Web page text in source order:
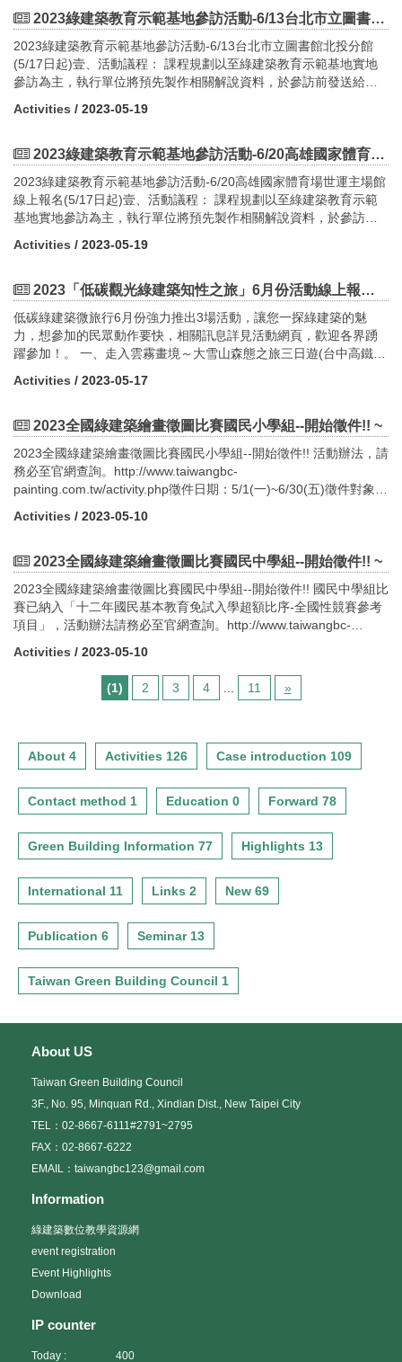
燒、喉嚨痛、咳嗽、疲勞倦怠等），不宜參加活動，敬請快篩或就
醫檢查。參與活動時建議全程配戴，本活動會場將提供消毒酒精，
供學員消毒手部，敬請多加利用。響應節能減碳、節省資源，本活
動不提供免洗用具，請自行攜帶。活動會場不提供停車服務，請盡
量搭乘大眾交通工具前往，或請自行安排停車位。主辦單位保有因
不可抗力因素導致活動調整異動或延期之權利。六、 課程相關證明
或認證時數者，請於報名時務必填列身分證字號，活動舉辦後將協
助登錄或製作研習證明。(一) 行政院公共工程委員會技師執業執
照換發積分。(二) 內政部營建署建築師執業執照換證積分。
(三) 公務員終身學習時數認證。七、 課程規劃（一）孫運璿綠
建築研究大樓 （綠色魔法學校）(活動已結束)時間： 112年11月6日
（星期一）地點：台南市北區小東路25號行程規劃如下：（時間依
13：30報到與交流13：30-13：40開場13：40-14：00孫運璿綠建
築研究大樓建築設計手法及技術應用介紹石昭永建築師(第一會議
室)14：00-14：10中場休息14：10-15：10孫運璿綠建築研究大樓
現勘導覽14：10-15：10Q&A15：30賦歸觀摩地點簡介：本案榮
獲：l 綠建築標章鑽石級l 建築能效評估系統（BERSe） 1+級
用遮陽與屋頂種植物隔熱等建築手法，大幅提升隔熱效果；在設備
節能的部分，以高效率變頻空調、燈具、照明控制與變壓器等設備
節能，使辦公空間既可達到所需之照度標準亦兼顧省電的效益；而
在再生能源的部分，則在屋頂加裝太陽能板及風力發電塔，成為近
零建築之楷模。（二） 第一商業銀行總行大樓(報名額滿)時間：112
年11月23日（星期四）地點：台北市中正區重慶南路一段30號行程
議題主講人13：00-13：30報到與交流13：30-13：40開場政大地政
系孫振義教授(計畫協同主持人)
第一銀行吳淑貞處長代表13：40-14：00第一商業銀行總行大樓建
築設計手法及技術應用介紹第一銀行簡報:高茂松經理導覽:賴英龍總
技師
行總行大樓現勘導覽15：10-15：30Q&A15：30
賦歸觀摩地點介紹：本案榮獲：l 綠建築標章鑽石級l 建築能效評估
系統（BERSe） 1+級（評定中，預定11月初評定完成） 本案針
燈具、鹵素燈具，而PL燈具汰換成LED燈具，有效降低能源使用，
目前全行共計36棟綠建築，其中30棟獲得綠建築標章鑽石級，得視
為金融業企業典範。（三） 綠能科技示範場域本場次有提供接駁車
(報名額滿)時間：112年11月30日（星期四）地點：台南市歸仁區高
助配合。）時間議題主講人12：30-12：45台南高鐵站3號出口12：
45-13：00搭乘接駁車到觀摩地點13：00-13：30報到與交流13：
30-13：40開場內政部建築研究所或陳副組長旻求(場域代表)13：
40-14：00綠能科技示範場域建築設計手法及技術應用介紹綠能科技
室)14：00-14：10中場休息14：10-15：10綠能科技示範場域現勘
導覽14：10-15：10Q&A15：30賦歸(搭乘接駁車回到台南高鐵站)
觀摩地點簡介：本案榮獲：l 綠建築標章鑽石級l 建築能效評估系統
（BERSn） 1級（評定中，預定11月中評定完成） 本案針對建
碳濃度監測器及通風系統控制系統，在節能的同時亦得兼顧室內環
煌講師120min12：0013：00中午用餐14：3016：30(北)北部場參
訪-(優良綠建築案例-滬尾休閒園區)陳海曙副教授
120min13:3015:30(南)南部場參訪-(優良綠建築案例-國立成功大學
運璿綠建築科技大樓)張從怡助理教授結束 內政部建築研究所綠建築
天）日期地點課程內容時間時間備註112年10月20日（星期五）
(北)國立成功大學運璿綠建築科技大樓第三會議室(南)13：0013：
30報到13：3014：20成果分享(一)50min14：2014：30休息14：
3015：20成果分享(二)50min15：2015：30休息15：3016：20成
果分享(三)50min16：2016：30結業與Q & A時間
月10日（四） 112年08月23日（三） （中區）台灣建築中心台中
分部會議室 （南區）高雄市政府鳳山行政中心大禮堂 （北區）新
北市政府511簡報室 13：0013：20報 到13：2013：25開幕式：
執行單位報告13：2513：45綠建築發展與淨零建築政策推廣內政部
建築研究所薦派20min13：4515：15綠建築九大指標概述及數位教
材解說國立政治大學地政學系孫振義教授90min15：1515：25休
綠建築校園案例介紹中區：台中市大坑國小南區：高雄市紅毛港國
小北區：新北市新市國小 中區：黃文彬建築師 南區：劉木賢建築師
北區：石昭永建築師50min17：1517：30綜合討論六.邀請對象：本
計畫為達到培訓國中、小教師熟悉綠建築知識，以利進行推廣，將
等相關單位薦派人員參訓。七.報名方法及注意事項： (一)報名
部場：即日起至112年08月03日為止。 北部場：即日起至
112年08月16日為止。 (二)報名費用、名額、方式及注意事
項： 1.報名費用及名額：本次報名費用免費，每場次為60
名。 2.報名方式：採網路報名制。請點擊以下表單連結或掃
Qrcode進行報名 報名網址
https://forms.gle/3oFBmqv3NA6TUDgS6
絡電話：02-8667-6111#128、#181、#123 3.傳真號碼：
02-8667-6222 4.連絡地址：新北市新店區民權路95號3樓
5.E-MAIL：wanting@taiwangbc.org.tw
heroyohoho@taiwangbc.org.tw
能減碳、節省資源，本次講習會，不提供免洗餐飲用具，請自行攜
者，請自行停往附近停車場，造成不便，敬請見諒。 3.如有
遇颱風等天災情形，請依行政院人事行政總處公告為主，造成不
便，敬請見諒。八.課程相關證明：發給參訓證明書乙紙。（僅提供
予全程席者，以實際簽到為準）
相關產業公協會。
良綠建築作品評選，以表揚獎勵獲選作品之設計建築師、相關專業
之管理委員會或管理負責人，進而激發全民對綠建築之重視。內政
部建築研究所委託本會辦理評選活動，依據內政部112年3月31日修
正發布之「優良綠建築作品評選獎勵作業要點」辦理。一、 參選案
件之申請人(以下簡稱申請人)應符合下列資格之一，並得共同具名申
條例規定之管理委員會或管理負責人。 (二) 建築物之設計建築
師或相關專業工業技師。二、 申請參選優良綠建築作品之建築物應
為評選活動受理申請期限截止前，取得銅級以上綠建築標章，且仍
在有效期限內之建築物。三、 申請人應檢具申請書及下列相關文
件，按序編頁，裝訂成冊並製作光碟，一式三份， 向本部申請
或其他合法建築物證明文件影本。 (三) 公寓大廈管理組織報備
附。 (四) 建物登記謄本影本；非以建築物所有權人為申請人
者，免附。 (五) 綠建築標章證書影本。 (六) 著作財產權讓
與書。 (七) 綠建築規劃設計構想說明，最多二十頁，內容應包
括： 1. 參選建築物設計理念。 2. 綠建築設計指標項目
達成之效益說明。 3. 建築物現況照片。 4. 有助於說明
參選建築物之圖說。 5. 其他創新設計手法等。四、 申請人檢
方式 (一) 收件地址：23141新北市新店區民權路95號3樓（社團
法人台灣綠建築發展協會） (二) 收件時間：自公告日起至6月30
日（星期五）下午5時止，以掛號郵件（郵戳為憑）、快遞或專人送
達（以簽收為準），逾期不予受理。 (三) 執行單位連絡資訊：
2. 連絡電話：02-8667-6111#148 3. 傳真號碼：02-8667-
請參照附件「優良綠建築作品評選獎勵作業要點」、「優良綠建築
甄選申請書」與「綠建築作品名單」。1.優良綠建築作品評選獎勵作
業要點及申請書 PDF WORD2.綠建築作品名單(依起造人排
序) 111年12月底止 PDF3.綠建築作品名單(依設計單
位排序) 111年12月底止 PDF
2023綠建築教育示範基地參訪活動-6/13台北市立圖書館北投分館線上報名(5/17日起)
2023綠建築教育示範基地參訪活動-6/13台北市立圖書館北投分館
(5/17日起)壹、活動議程： 課程規劃以至綠建築教育示範基地實地
參訪為主，執行單位將預先製作相關解說資料，於參訪前發送給參
進行1小時45分的現場導覽活動。
Activities / 2023-05-19
2023綠建築教育示範基地參訪活動-6/20高雄國家體育場世運主場館線上報名(5/17日起)
2023綠建築教育示範基地參訪活動-6/20高雄國家體育場世運主場館
線上報名(5/17日起)壹、活動議程： 課程規劃以至綠建築教育示範
基地實地參訪為主，執行單位將預先製作相關解說資料，於參訪前
念， 後續則進行1小時45分的現場導覽活動。
Activities / 2023-05-19
2023「低碳觀光綠建築知性之旅」6月份活動線上報名開跑！即日起~
低碳綠建築微旅行6月份強力推出3場活動，讓您一探綠建築的魅
力，想參加的民眾動作要快，相關訊息詳見活動網頁，歡迎各界踴
躍參加！。 一、走入雲霧畫境～大雪山森態之旅三日遊(台中高鐵站
第1天 台中高鐵站→東勢→東勢林業文化園區-餐廳(午餐)→大雪山
或大雪山賓館
天池)—餐廳(午餐)-綠建築—遊客服務中心─環站森林浴步道或自由
活動─大雪山餐廳(晚餐) 宿大雪山莊小木屋或大雪山賓館第3天 餐廳
(早餐)—大雪山木馬古道—餐廳(午餐)→經大雪山林道→返回台中高
鐵站【活動費用】週日~三出發 每人$8,800元(小木屋2人1間一大一
山賓館2人一間 -1大床或2小床)；單人住宿每人$10,900元(大雪山賓
館)
週四出發 每人$9,500元(小木屋2人1間一大一小床)；$9,000元(小木
屋3人1間一大一小床)；每人$9,000元 (大雪山賓館2人一間 -1大床
或2小床)；單人住宿每人$11,900元(大雪山賓館)
繳費順序安排住宿房型。
(費用包含:中型遊覽車資、大雪山莊小木屋或大雪山賓館套房、七
餐、門票、領團導覽費、旅行責任險等) (※高鐵車票請自理)
嘉義高鐵集合→觸口自然教育中心.樹木銀行(綠建築)→餐廳(午餐)→
阿里山森林遊樂區→水山巨木步道─阿里山生態教育館─臺灣一葉蘭
館─山椒魚館─沼平車站(詩路)─阿里山賓館頂樓賞夕陽─阿里山賓館
(晚餐.住宿現代館-1大床或2小床)第2天 飯店(早餐)→阿里山公路→
(午餐-輕食行動糧)─塔塔加登山口 ─大鐵杉─上東埔停車場→鹿林神
木→阿里山賓館(晚餐.住宿現代館-1大床或2小床)第3天 飯店(早
餐)→塔山步道(單程3.5K，來回7K，前段2K平緩，後段1.5K陡升)─
大塔山觀景平台(海拔2663公尺)─遠眺玉山群峰─阿里山賓館(午
18:30抵達嘉義高鐵站【活動費用】(嘉義高鐵站集合出發)每人
$17,500元 (2人住1間現代館雙人房-1大床或2小床)；每人$18,500
元 (2人住1間現代館雙人房-2大床)；單人住宿每人$27,500元(現代
館1大床)
發)(請點我)(2023-7-2週日出發)【行程內容】第1天 台中高鐵站→經
遺址、曲冰鐵管吊橋、部落巡禮)→奧萬大森林遊樂區-餐廳 (晚餐)
小木屋(住宿) -夜間觀察第2天 餐廳 (早餐)─奧萬大森林遊樂區─自然
教育中心(綠建築)─森林療癒-來自森林的邀請(好漢坡步道-沿溪楓林
步道-賞鳥平台-奧萬大吊橋-松林區─午餐(原味便當)─親近森林時間
─賞鳥步道─餐廳(晚餐-特色餐) 小木屋(住宿)第3天 餐廳(早餐)─瀑布
點)→返回台中高鐵站【活動費用】(每年3月~9月，週日~週三出發)
每人$9,500元(2人住-1大床)；每人$10,800元(2人住-2大床)；每人
$9,500元(3人住-2大床)；每人$9,000元(4人住-2大床)；每人
$12,000元(單人住宿-1大床)(費用包含:中型遊覽車資.奧萬大小木屋.
七餐含特色餐.森林療癒.門票.松林及曲冰部落導覽.茶點.領團導覽費.
Activities / 2023-05-17
2023全國綠建築繪畫徵圖比賽國民小學組--開始徵件!! ~
2023全國綠建築繪畫徵圖比賽國民小學組--開始徵件!! 活動辦法，請
務必至官網查詢。http://www.taiwangbc-
painting.com.tw/activity.php徵件日期：5/1(一)~6/30(五)徵件對象：
宣導計畫活動執行小組 收)
Activities / 2023-05-10
2023全國綠建築繪畫徵圖比賽國民中學組--開始徵件!! ~
2023全國綠建築繪畫徵圖比賽國民中學組--開始徵件!! 國民中學組比
賽已納入「十二年國民基本教育免試入學超額比序-全國性競賽參考
項目」，活動辦法請務必至官網查詢。http://www.taiwangbc-
賽作品網路報名：6/1(四)~6/30(五)參賽作品寄送：6/1(四)~6/30(五)
備註：需經由校內初選後擇優推薦，由學校統一報名~收件地址：新
北市新店區民權路95號3樓(綠建築推廣宣導計畫活動執行小組 收)
Activities / 2023-05-10
(1) 2 3 4 11 »
About 4 Activities 126 Case introduction 109
Contact method 1 Education 0 Forward 78
Green Building Information 77 Highlights 13
International 11 Links 2 New 69
Publication 6 Seminar 13
Taiwan Green Building Council 1
About US
Taiwan Green Building Council
3F., No. 95, Minquan Rd., Xindian Dist., New Taipei City
TEL：02-8667-6111#2791~2795
FAX：02-8667-6222
EMAIL：taiwangbc123@gmail.com
Information
綠建築數位教學資源網
event registration
Event Highlights
Download
IP counter
Today : 400